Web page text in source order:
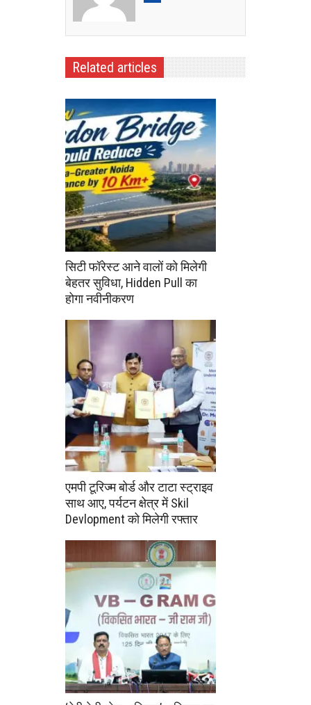
Related articles
सिटी फॉरेस्ट आने वालों को मिलेगी
बेहतर सुविधा, Hidden Pull का
होगा नवीनीकरण
एमपी टूरिज्म बोर्ड और टाटा स्ट्राइव
साथ आए, पर्यटन क्षेत्र में Skil
Devlopment को मिलेगी रफ्तार